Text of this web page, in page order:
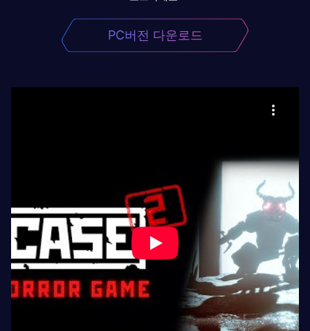
PC버전 다운로드